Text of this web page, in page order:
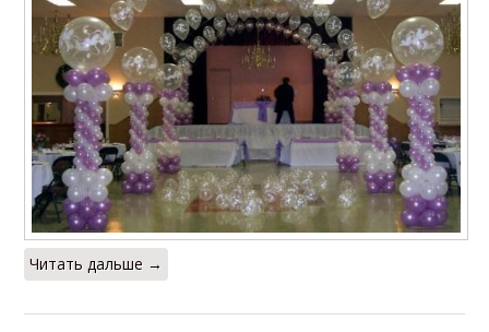
Читать дальше →